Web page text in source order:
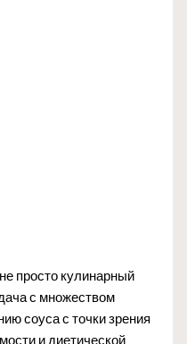
просто кулинарный
с множеством
соуса с точки зрения
и диетической